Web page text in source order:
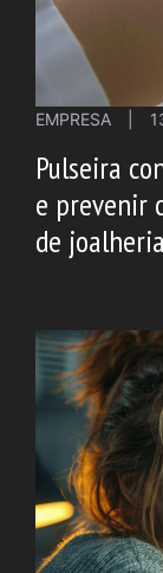
EMPRESA
Pulseira
e prevenir
de